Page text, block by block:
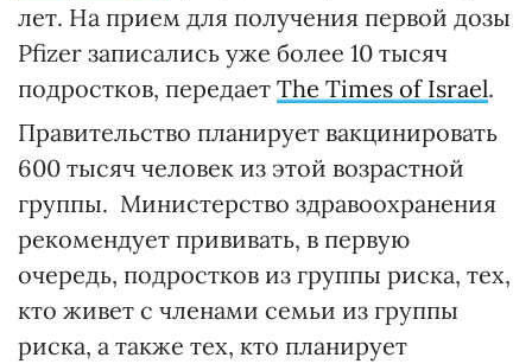
лет. На прием для получения первой дозы
Pfizer записались уже более 10 тысяч
подростков, передает The Times of Israel.
Правительство планирует вакцинировать
600 тысяч человек из этой возрастной
группы. Министерство здравоохранения
рекомендует прививать, в первую
очередь, подростков из группы риска, тех,
кто живет с членами семьи из группы
риска, а также тех, кто планирует